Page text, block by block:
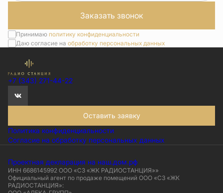
Заказать звонок
Принимаю политику конфиденциальности
Даю согласие на обработку персональных данных
+7 (343) 271-44-22
Оставить заявку
Политика конфиденциальности
Согласие на обработку персональных данных
Проектная декларация на наш.дом.рф
ИНН 6686145992 ООО «СЗ «ЖК РАДИОСТАНЦИЯ»»
Официальный агент по продаже помещений ООО «СЗ «ЖК
РАДИОСТАНЦИЯ»: